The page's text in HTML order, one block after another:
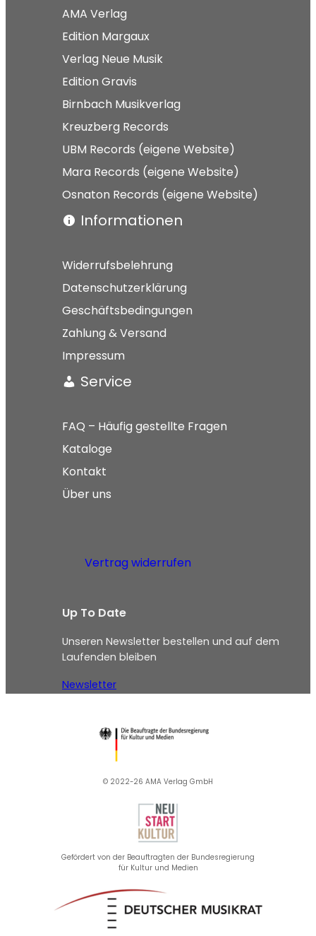
AMA Verlag
Edition Margaux
Verlag Neue Musik
Edition Gravis
Birnbach Musikverlag
Kreuzberg Records
UBM Records (eigene Website)
Mara Records (eigene Website)
Osnaton Records (eigene Website)
Informationen
Widerrufsbelehrung
Datenschutzerklärung
Geschäftsbedingungen
Zahlung & Versand
Impressum
Service
FAQ – Häufig gestellte Fragen
Kataloge
Kontakt
Über uns
Vertrag widerrufen
Up To Date
Unseren Newsletter bestellen und auf dem
Laufenden bleiben
Newsletter
© 2022-26 AMA Verlag GmbH​
Gefördert von der Beauftragten der Bundesregierung
für Kultur und Medien